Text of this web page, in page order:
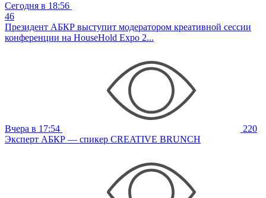
Сегодня в 18:56
46
Президент АБКР выступит модератором креативной сессии
конференции на HouseHold Expo 2...
Вчера в 17:54
220
Эксперт АБКР — спикер CREATIVE BRUNCH